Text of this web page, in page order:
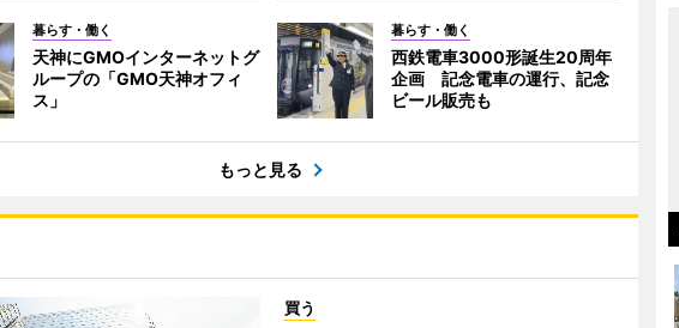
暮らす・働く
天神にGMOインターネットグ
ループの「GMO天神オフィ
ス」
暮らす・働く
西鉄電車3000形誕生20周年
企画 記念電車の運行、記念
ビール販売も
もっと見る
買う